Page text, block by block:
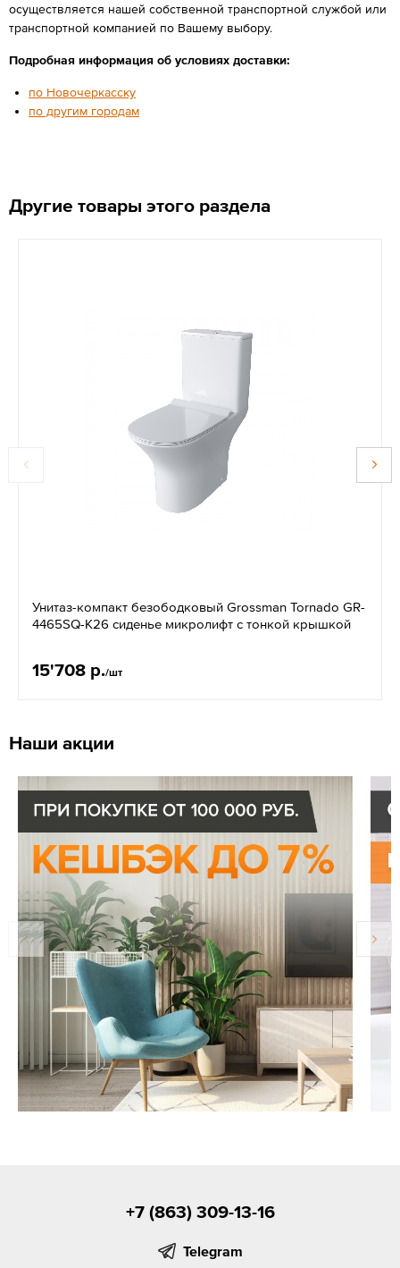
осуществляется нашей собственной транспортной службой или
транспортной компанией по Вашему выбору.
Подробная информация об условиях доставки:
по Новочеркасску
по другим городам
Другие товары этого раздела
Унитаз-компакт безободковый Grossman Tornado GR-
4465SQ-K26 сиденье микролифт с тонкой крышкой
15'708 р./шт
Наши акции
+7 (863) 309-13-16
Telegram